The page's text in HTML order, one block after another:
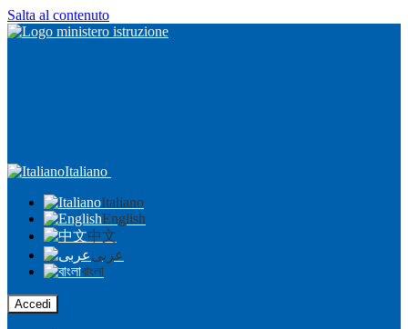
Salta al contenuto
Italiano
Italiano
English
中文
عربى
বাংলা
Accedi